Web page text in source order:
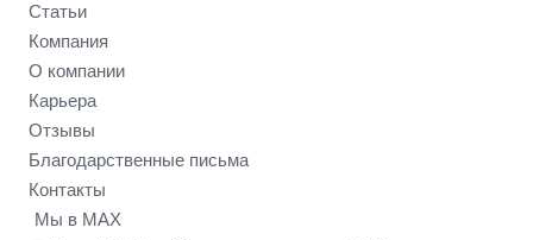
Статьи
Компания
О компании
Карьера
Отзывы
Благодарственные письма
Контакты
Мы в MAX